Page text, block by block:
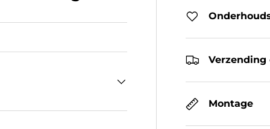
Montage